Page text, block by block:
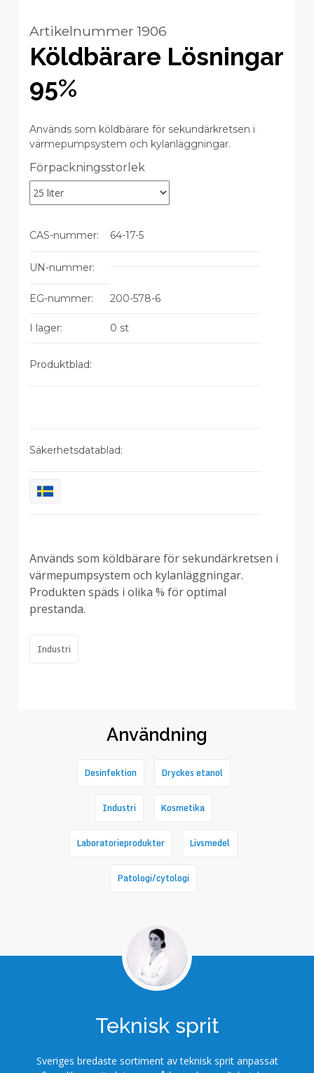
Artikelnummer 1906
Köldbärare Lösningar
95%
Används som köldbärare för sekundärkretsen i
värmepumpsystem och kylanläggningar.
Variations
Förpackningsstorlek
CAS-nummer:
CAS-
64-17-5
UN-nummer:
EG-nummer:
EG-
200-578-6
I lager: 0 st
Produktblad:
Säkerhetsdatablad:
Beskrivning
Används som köldbärare för sekundärkretsen i
värmepumpsystem och kylanläggningar.
Produkten späds i olika % för optimal
prestanda.
Nyckelord
Industri
Användning
Desinfektion Dryckes etanol
Industri Kosmetika
Laboratorieprodukter Livsmedel
Patologi/cytologi
Teknisk sprit
Sveriges bredaste sortiment av teknisk sprit anpassat